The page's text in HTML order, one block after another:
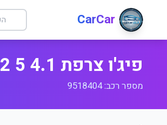
CarCar
פיג'ו צרפת 4.1 REVEROF 502 5 דל
מספר רכב: 9518404